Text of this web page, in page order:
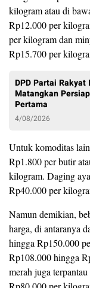
kilogram atau di
Rp12.000 per
per kilogram dan
Rp15.700 per
DPD Partai
Matangkan
Pertama
4/08/2026
Untuk komoditas
Rp1.800 per butir
kilogram. Daging
Rp40.000 per
Namun demikian,
harga, di antaranya
hingga Rp150.000
Rp108.000 hingga
merah juga